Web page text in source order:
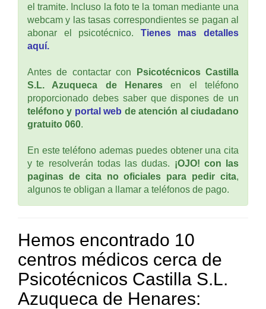
el tramite. Incluso la foto te la toman mediante una
webcam y las tasas correspondientes se pagan al
abonar el psicotécnico. Tienes mas detalles
aquí.
Antes de contactar con
Psicotécnicos Castilla
S.L. Azuqueca de Henares en el teléfono
proporcionado debes saber que dispones de un
teléfono y portal web de atención al ciudadano
gratuito 060.
En este teléfono ademas puedes obtener una cita
y te resolverán todas las dudas. ¡OJO! con las
paginas de cita no oficiales para pedir cita,
algunos te obligan a llamar a teléfonos de pago.
Hemos encontrado 10
centros médicos cerca de
Psicotécnicos Castilla S.L.
Azuqueca de Henares: